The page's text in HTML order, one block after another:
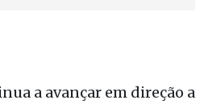
a avançar em direção a